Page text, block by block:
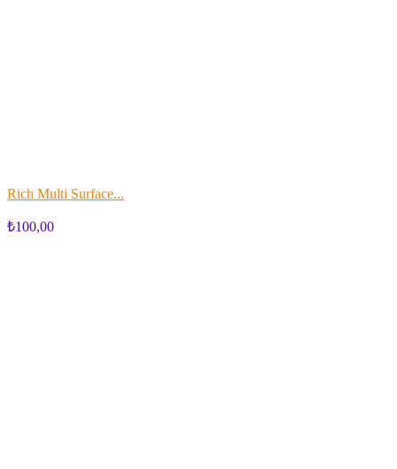
Rich Multi Surface...
₺100,00